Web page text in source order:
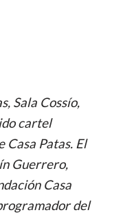
Sala Cossío,
cartel
Casa Patas. El
Guerrero,
Casa
del